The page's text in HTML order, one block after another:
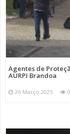
Agentes de
AURPI Brandoa
26 Março 2025